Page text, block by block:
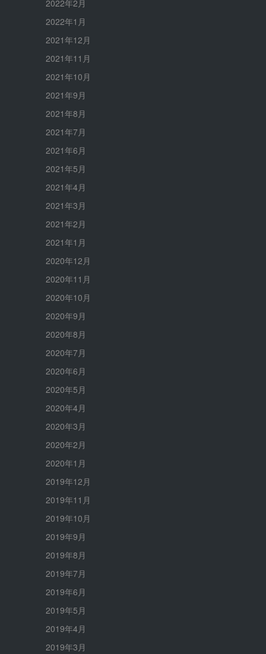
2022年2月
2022年1月
2021年12月
2021年11月
2021年10月
2021年9月
2021年8月
2021年7月
2021年6月
2021年5月
2021年4月
2021年3月
2021年2月
2021年1月
2020年12月
2020年11月
2020年10月
2020年9月
2020年8月
2020年7月
2020年6月
2020年5月
2020年4月
2020年3月
2020年2月
2020年1月
2019年12月
2019年11月
2019年10月
2019年9月
2019年8月
2019年7月
2019年6月
2019年5月
2019年4月
2019年3月